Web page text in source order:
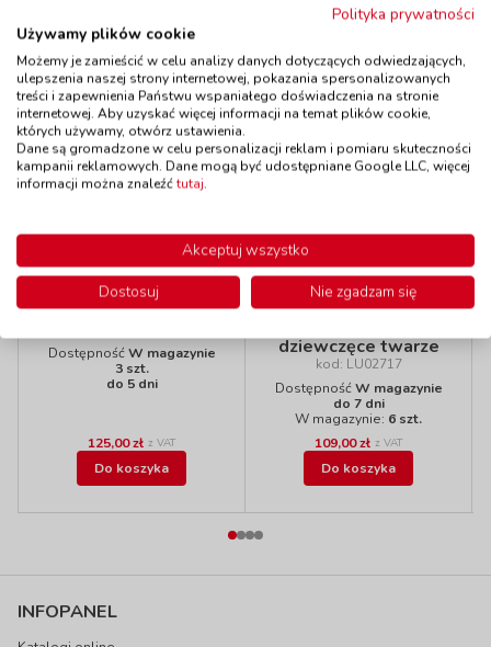
125,00 zł z VAT
Do koszyka
do 5 dni
Do koszyka
Polecamy
Klocki qbriks - 4x2
ZIELONE - 250 szt
DostępnośćW magazynie
3 szt.
do 5 dni
125,00 zł z VAT
Do koszyka
Wyprzedaż!
Magnetyczna
dziewczęce twarze
kod: LU02717
DostępnośćW magazynie
do 7 dni
W magazynie: 6 szt.
109,00 zł z VAT
Do koszyka
INFOPANEL
Polityka prywatności
Używamy plików cookie
Możemy je zamieścić w celu analizy danych dotyczących odwiedzających,
ulepszenia naszej strony internetowej, pokazania spersonalizowanych
treści i zapewnienia Państwu wspaniałego doświadczenia na stronie
internetowej. Aby uzyskać więcej informacji na temat plików cookie,
których używamy, otwórz ustawienia.
Dane są gromadzone w celu personalizacji reklam i pomiaru skuteczności
kampanii reklamowych. Dane mogą być udostępniane Google LLC, więcej
informacji można znaleźćtutaj.
Akceptuj wszystko
Dostosuj
Nie zgadzam się